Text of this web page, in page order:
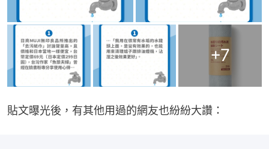
+7
貼文曝光後，有其他用過的網友也紛紛大讚：